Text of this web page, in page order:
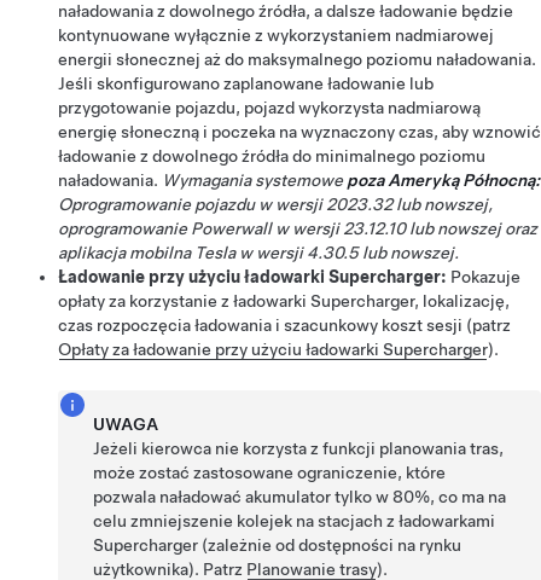
naładowania z dowolnego źródła, a dalsze ładowanie będzie
kontynuowane wyłącznie z wykorzystaniem nadmiarowej
energii słonecznej aż do maksymalnego poziomu naładowania.
Jeśli skonfigurowano zaplanowane ładowanie lub
przygotowanie pojazdu, pojazd wykorzysta nadmiarową
energię słoneczną i poczeka na wyznaczony czas, aby wznowić
ładowanie z dowolnego źródła do minimalnego poziomu
naładowania. Wymagania systemowepoza Ameryką Północną:
Oprogramowanie pojazdu w wersji 2023.32 lub nowszej,
oprogramowanie Powerwall w wersji 23.12.10 lub nowszej oraz
aplikacja mobilna Tesla w wersji 4.30.5 lub nowszej.
Ładowanie przy użyciu ładowarki Supercharger: Pokazuje
opłaty za korzystanie z ładowarki Supercharger, lokalizację,
czas rozpoczęcia ładowania i szacunkowy koszt sesji (patrz
Opłaty za ładowanie przy użyciu ładowarki Supercharger).
UWAGA
Jeżeli kierowca nie korzysta z funkcji planowania tras,
może zostać zastosowane ograniczenie, które
pozwala naładować akumulator tylko w 80%, co ma na
celu zmniejszenie kolejek na stacjach z ładowarkami
Supercharger (zależnie od dostępności na rynku
użytkownika). Patrz Planowanie trasy).